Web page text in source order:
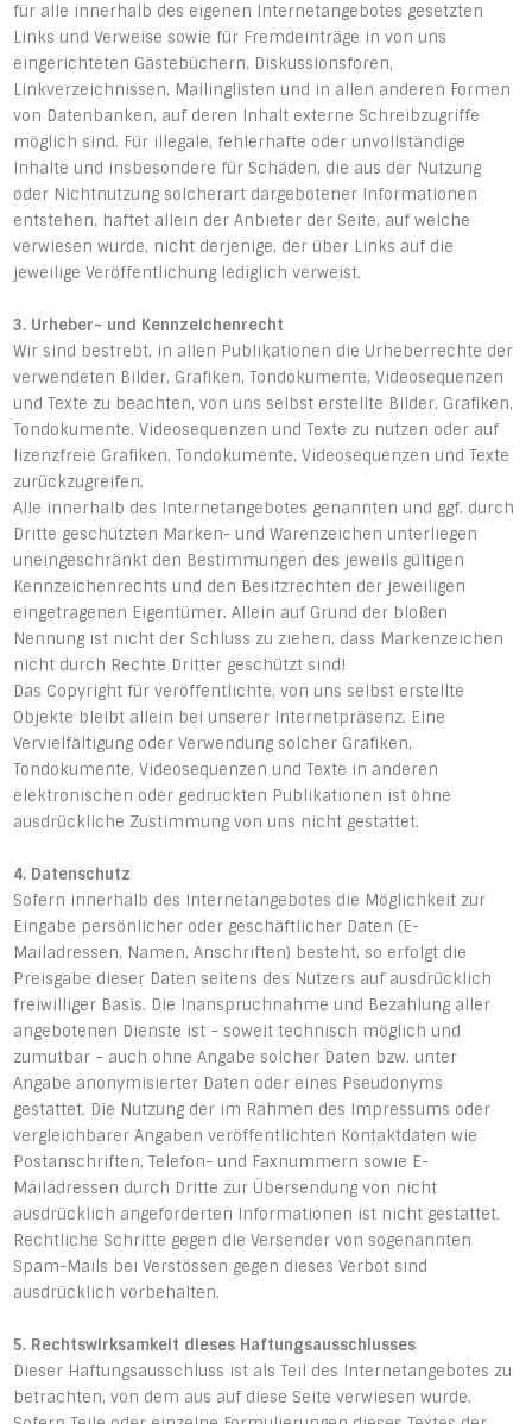
für alle innerhalb des eigenen Internetangebotes gesetzten
Links und Verweise sowie für Fremdeinträge in von uns
eingerichteten Gästebüchern, Diskussionsforen,
Linkverzeichnissen, Mailinglisten und in allen anderen Formen
von Datenbanken, auf deren Inhalt externe Schreibzugriffe
möglich sind. Für illegale, fehlerhafte oder unvollständige
Inhalte und insbesondere für Schäden, die aus der Nutzung
oder Nichtnutzung solcherart dargebotener Informationen
entstehen, haftet allein der Anbieter der Seite, auf welche
verwiesen wurde, nicht derjenige, der über Links auf die
jeweilige Veröffentlichung lediglich verweist.
3. Urheber- und Kennzeichenrecht
Wir sind bestrebt, in allen Publikationen die Urheberrechte der
verwendeten Bilder, Grafiken, Tondokumente, Videosequenzen
und Texte zu beachten, von uns selbst erstellte Bilder, Grafiken,
Tondokumente, Videosequenzen und Texte zu nutzen oder auf
lizenzfreie Grafiken, Tondokumente, Videosequenzen und Texte
zurückzugreifen.
Alle innerhalb des Internetangebotes genannten und ggf. durch
Dritte geschützten Marken- und Warenzeichen unterliegen
uneingeschränkt den Bestimmungen des jeweils gültigen
Kennzeichenrechts und den Besitzrechten der jeweiligen
eingetragenen Eigentümer. Allein auf Grund der bloßen
Nennung ist nicht der Schluss zu ziehen, dass Markenzeichen
nicht durch Rechte Dritter geschützt sind!
Das Copyright für veröffentlichte, von uns selbst erstellte
Objekte bleibt allein bei unserer Internetpräsenz. Eine
Vervielfältigung oder Verwendung solcher Grafiken,
Tondokumente, Videosequenzen und Texte in anderen
elektronischen oder gedruckten Publikationen ist ohne
ausdrückliche Zustimmung von uns nicht gestattet.
4. Datenschutz
Sofern innerhalb des Internetangebotes die Möglichkeit zur
Eingabe persönlicher oder geschäftlicher Daten (E-
Mailadressen, Namen, Anschriften) besteht, so erfolgt die
Preisgabe dieser Daten seitens des Nutzers auf ausdrücklich
freiwilliger Basis. Die Inanspruchnahme und Bezahlung aller
angebotenen Dienste ist – soweit technisch möglich und
zumutbar – auch ohne Angabe solcher Daten bzw. unter
Angabe anonymisierter Daten oder eines Pseudonyms
gestattet. Die Nutzung der im Rahmen des Impressums oder
vergleichbarer Angaben veröffentlichten Kontaktdaten wie
Postanschriften, Telefon- und Faxnummern sowie E-
Mailadressen durch Dritte zur Übersendung von nicht
ausdrücklich angeforderten Informationen ist nicht gestattet.
Rechtliche Schritte gegen die Versender von sogenannten
Spam-Mails bei Verstössen gegen dieses Verbot sind
ausdrücklich vorbehalten.
5. Rechtswirksamkeit dieses Haftungsausschlusses
Dieser Haftungsausschluss ist als Teil des Internetangebotes zu
betrachten, von dem aus auf diese Seite verwiesen wurde.